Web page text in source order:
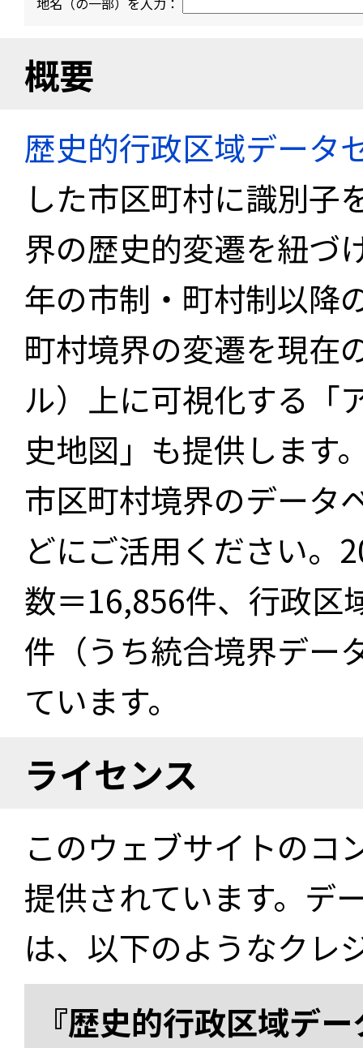
概要
歴史的行政区域データ
した市区町村に識別子
界の歴史的変遷を紐づ
年の市制・町村制以降
町村境界の変遷を現在
ル）上に可視化する「
史地図」も提供します
市区町村境界のデータ
どにご活用ください。
数＝16,856件、行政区
件（うち統合境界デー
ています。
ライセンス
このウェブサイトのコ
提供されています。デ
は、以下のようなクレ
『歴史的行政区域デ